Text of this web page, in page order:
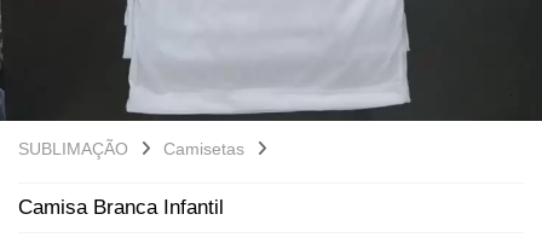
SUBLIMAÇÃO Camisetas
Camisa Branca Infantil